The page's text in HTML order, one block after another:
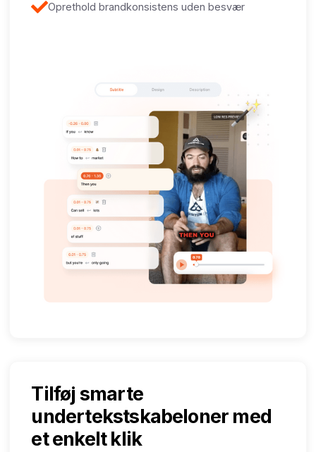
Oprethold brandkonsistens uden besvær
Tilføj smarte
undertekstskabeloner med
et enkelt klik